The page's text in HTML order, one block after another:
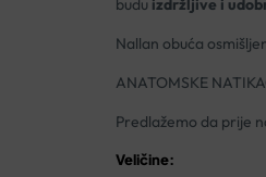
budu izdržljive i
Nallan obuća
ANATOMSKE
Predlažemo da prije
Veličine: